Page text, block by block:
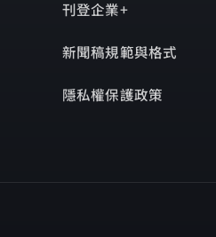
刊登企業+
新聞稿規範與格式
隱私權保護政策